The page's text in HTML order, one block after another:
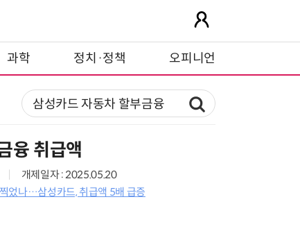
과학 정치·정책 오피니언
융 취급액
개제일자 : 2025.05.20
었나…삼성카드, 취급액 5배 급증